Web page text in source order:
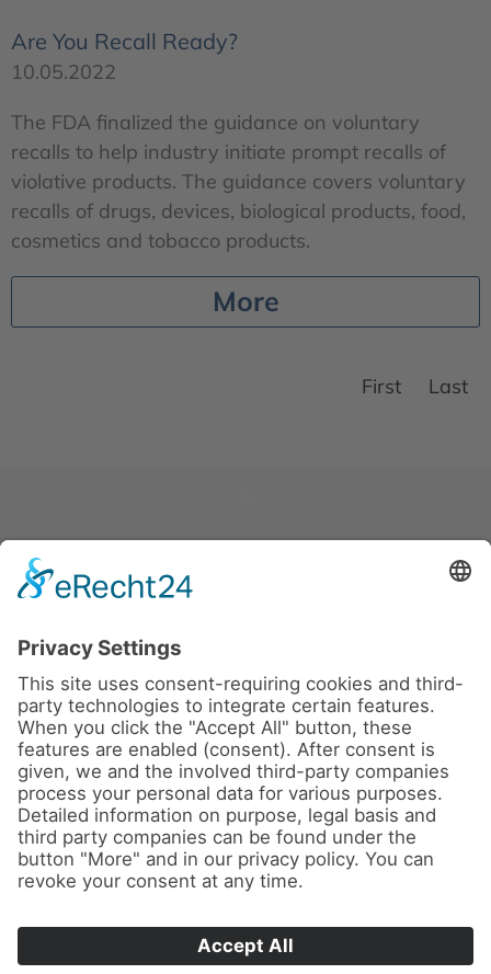
Are You Recall Ready?
10.05.2022
The FDA finalized the guidance on voluntary
recalls to help industry initiate prompt recalls of
violative products. The guidance covers voluntary
recalls of drugs, devices, biological products, food,
cosmetics and tobacco products.
More
First Last
About us
Contact
Imprint